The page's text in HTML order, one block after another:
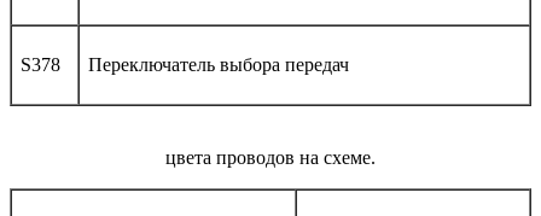
S378 Переключатель выбора передач
цвета проводов на схеме.